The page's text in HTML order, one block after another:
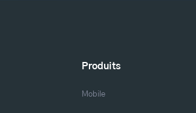
Produits
Mobile